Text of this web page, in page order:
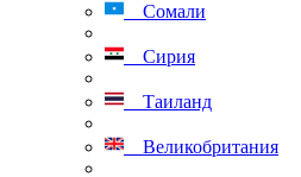
Сомали
Сирия
Таиланд
Великобритания